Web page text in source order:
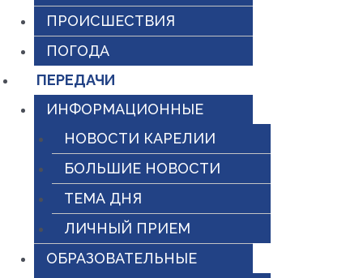
ПРОИСШЕСТВИЯ
ПОГОДА
ПЕРЕДАЧИ
ИНФОРМАЦИОННЫЕ
НОВОСТИ КАРЕЛИИ
БОЛЬШИЕ НОВОСТИ
ТЕМА ДНЯ
ЛИЧНЫЙ ПРИЕМ
ОБРАЗОВАТЕЛЬНЫЕ